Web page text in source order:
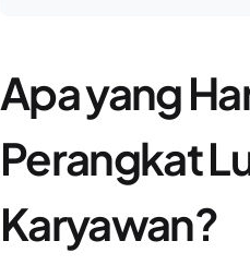
Apa yang
Perangkat
Karyawan?